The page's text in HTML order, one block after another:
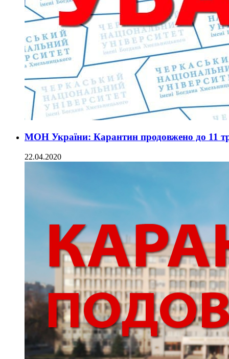
МОН України: Карантин продовжено до 11
22.04.2020